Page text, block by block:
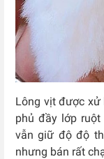
Lông vịt được xử
phủ đầy lớp
vẫn giữ độ độ
nhưng bán rất